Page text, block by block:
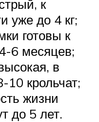
к
уже до 4 кг;
готовы к
6 месяцев;
в
10 крольчат;
жизни
до 5 лет.